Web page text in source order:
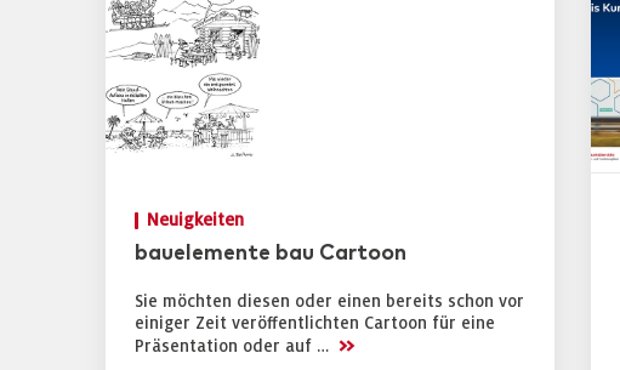
Neuigkeiten
bauelemente bau Cartoon
Sie möchten diesen oder einen bereits schon vor
einiger Zeit veröffentlichten Cartoon für eine
Präsentation oder auf … >>